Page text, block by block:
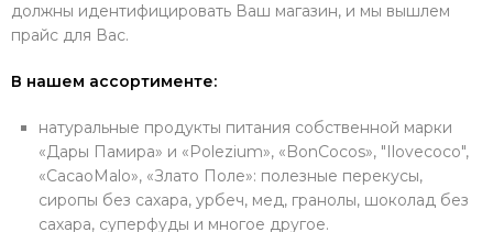
должны идентифицировать Ваш магазин, и мы вышлем
прайс для Вас.
В нашем ассортименте:
натуральные продукты питания собственной марки
«Дары Памира» и «Polezium», «BonCocos», "Ilovecoco",
«CacaoMalo», «Злато Поле»: полезные перекусы,
сиропы без сахара, урбеч, мед, гранолы, шоколад без
сахара, суперфуды и многое другое.